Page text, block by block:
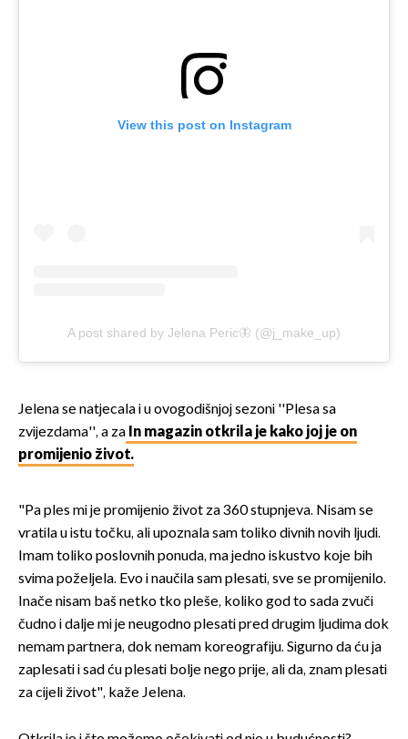
View this post on Instagram
A post shared by Jelena Peric🦋 (@j_make_up)
Jelena se natjecala i u ovogodišnjoj sezoni ''Plesa sa
zvijezdama'', a za In magazin otkrila je kako joj je on
promijenio život.
"Pa ples mi je promijenio život za 360 stupnjeva. Nisam se
vratila u istu točku, ali upoznala sam toliko divnih novih ljudi.
Imam toliko poslovnih ponuda, ma jedno iskustvo koje bih
svima poželjela. Evo i naučila sam plesati, sve se promijenilo.
Inače nisam baš netko tko pleše, koliko god to sada zvuči
čudno i dalje mi je neugodno plesati pred drugim ljudima dok
nemam partnera, dok nemam koreografiju. Sigurno da ću ja
zaplesati i sad ću plesati bolje nego prije, ali da, znam plesati
za cijeli život", kaže Jelena.